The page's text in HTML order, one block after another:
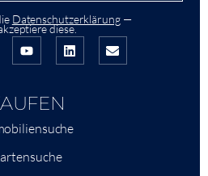
Datenschutzerklärung—
diese.